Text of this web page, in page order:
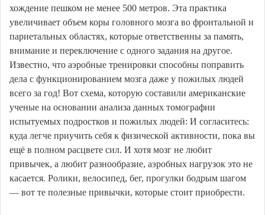
хождение пешком не менее 500 метров. Эта практика
увеличивает объем коры головного мозга во фронтальной и
париетальных областях, которые ответственны за память,
внимание и переключение с одного задания на другое.
Известно, что аэробные тренировки способны поправить
дела с функционированием мозга даже у пожилых людей
всего за год! Вот схема, которую составили американские
ученые на основании анализа данных томографии
испытуемых подростков и пожилых людей: И согласитесь:
куда легче приучить себя к физической активности, пока вы
ещё в полном расцвете сил. И хотя мозг не любит
привычек, а любит разнообразие, аэробных нагрузок это не
касается. Ролики, велосипед, бег, прогулки бодрым шагом
— вот те полезные привычки, которые стоит приобрести.